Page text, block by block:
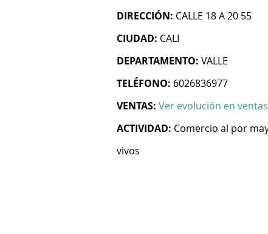
DIRECCIÓN: CALLE 18 A 20 55
CIUDAD: CALI
DEPARTAMENTO: VALLE
TELÉFONO: 6026836977
VENTAS: Ver evolución en ventas
ACTIVIDAD: Comercio al por
vivos